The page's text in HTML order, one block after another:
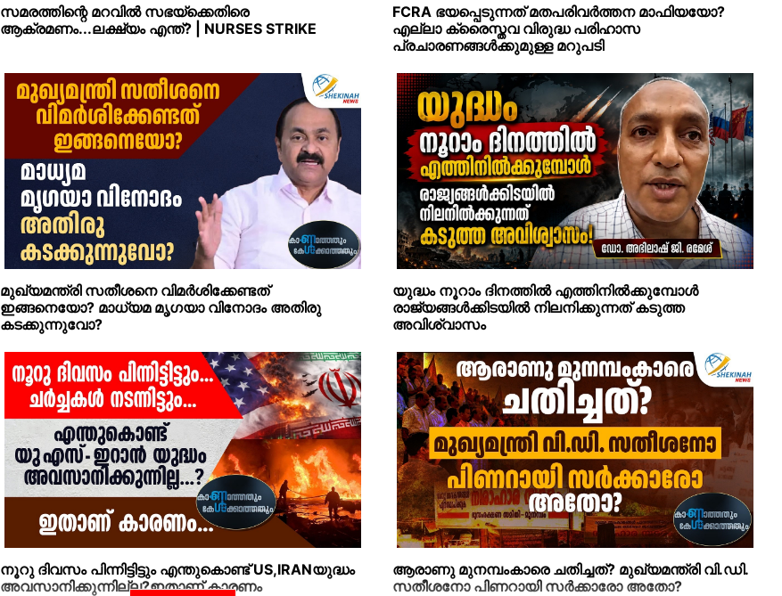
സമരത്തിന്റെ മറവില്‍ സഭയ്‌ക്കെതിരെ
ആക്രമണം...ലക്ഷ്യം എന്ത്? | NURSES STRIKE
FCRA ഭയപ്പെടുന്നത് മതപരിവര്‍ത്തന മാഫിയയോ?
എല്ലാ ക്രൈസ്തവ വിരുദ്ധ പരിഹാസ
പ്രചാരണങ്ങള്‍ക്കുമുള്ള മറുപടി
മുഖ്യമന്ത്രി സതീശനെ വിമര്‍ശിക്കേണ്ടത്
ഇങ്ങനെയോ? മാധ്യമ മൃഗയാ വിനോദം അതിരു
കടക്കുന്നുവോ?
യുദ്ധം നൂറാം ദിനത്തില്‍ എത്തിനില്‍ക്കുമ്പോള്‍
രാജ്യങ്ങള്‍ക്കിടയില്‍ നിലനിക്കുന്നത് കടുത്ത
അവിശ്വാസം
നൂറു ദിവസം പിന്നിട്ടിട്ടും എന്തുകൊണ്ട് US,IRANയുദ്ധം
അവസാനിക്കുന്നില്ല?ഇതാണ് കാരണം
ആരാണു മുനമ്പംകാരെ ചതിച്ചത്? മുഖ്യമന്ത്രി വി.ഡി.
സതീശനോ പിണറായി സര്‍ക്കാരോ അതോ?